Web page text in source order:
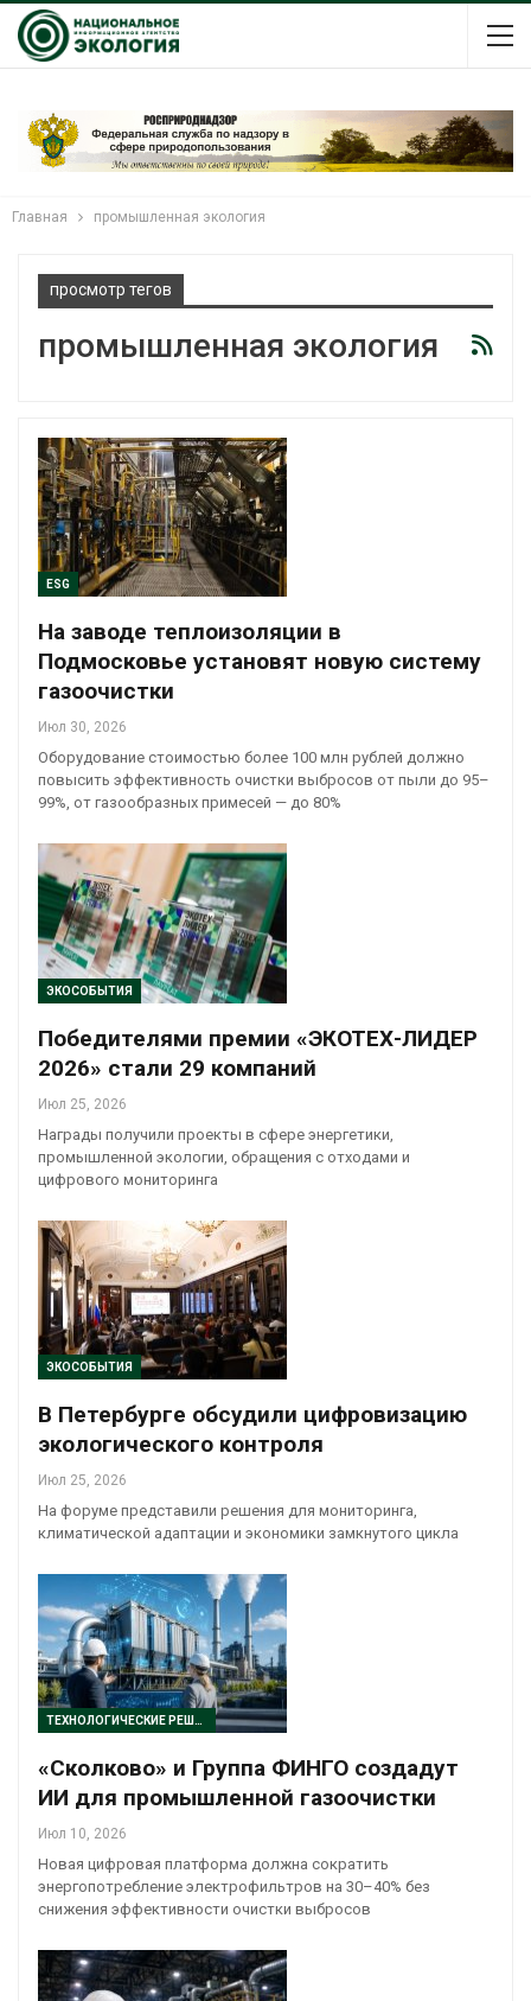
Главная промышленная экология
просмотр тегов
промышленная экология
ESG
На заводе теплоизоляции в
Подмосковье установят новую систему
газоочистки
Июл 30, 2026
Оборудование стоимостью более 100 млн рублей должно
повысить эффективность очистки выбросов от пыли до 95–
99%, от газообразных примесей — до 80%
ЭКОСОБЫТИЯ
Победителями премии «ЭКОТЕХ-ЛИДЕР
2026» стали 29 компаний
Июл 25, 2026
Награды получили проекты в сфере энергетики,
промышленной экологии, обращения с отходами и
цифрового мониторинга
ЭКОСОБЫТИЯ
В Петербурге обсудили цифровизацию
экологического контроля
Июл 25, 2026
На форуме представили решения для мониторинга,
климатической адаптации и экономики замкнутого цикла
ТЕХНОЛОГИЧЕСКИЕ РЕШЕНИЯ
«Сколково» и Группа ФИНГО создадут
ИИ для промышленной газоочистки
Июл 10, 2026
Новая цифровая платформа должна сократить
энергопотребление электрофильтров на 30–40% без
снижения эффективности очистки выбросов